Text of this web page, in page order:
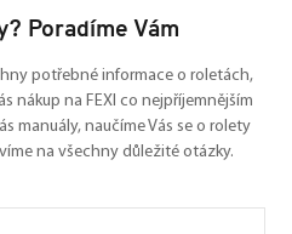
Poradíme Vám
potřebné informace o roletách,
nákup na FEXI co nejpříjemnějším
manuály, naučíme Vás se o rolety
na všechny důležité otázky.